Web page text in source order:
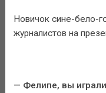
Новичок сине-бело-
журналистов на
— Фелипе, вы